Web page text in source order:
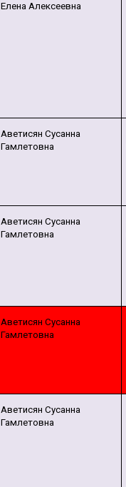
Елена Алексеевна
Аветисян Сусанна
Гамлетовна
Аветисян Сусанна
Гамлетовна
Аветисян Сусанна
Гамлетовна
Аветисян Сусанна
Гамлетовна